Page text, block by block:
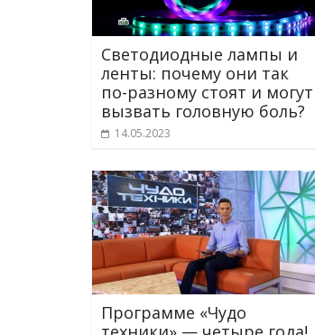
Светодиодные лампы и
ленты: почему они так
по-разному стоят и могут
вызвать головную боль?
14.05.2023
Программе «Чудо